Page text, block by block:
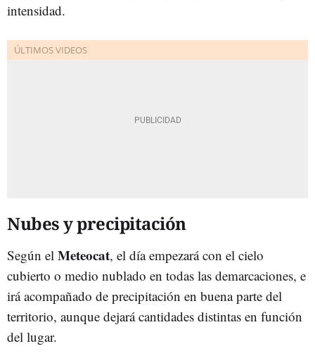
intensidad.
Nubes y precipitación
Según el Meteocat, el día empezará con el cielo
cubierto o medio nublado en todas las demarcaciones, e
irá acompañado de precipitación en buena parte del
territorio, aunque dejará cantidades distintas en función
del lugar.